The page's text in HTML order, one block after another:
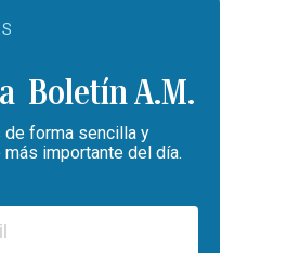
Boletín A.M.
forma sencilla y
importante del día.